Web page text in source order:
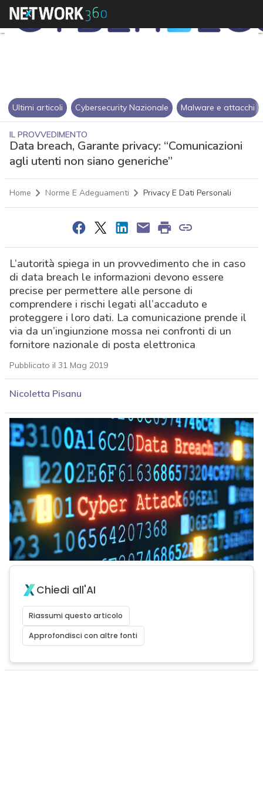
Ultimi articoli Cybersecurity Nazionale Malware e attacchi
IL PROVVEDIMENTO
Data breach, Garante privacy: “Comunicazioni
agli utenti non siano generiche”
Home Norme E Adeguamenti Privacy E Dati Personali
L’autorità spiega in un provvedimento che in caso
di data breach le informazioni devono essere
precise per permettere alle persone di
comprendere i rischi legati all’accaduto e
proteggere i loro dati. La comunicazione prende il
via da un’ingiunzione mossa nei confronti di un
fornitore nazionale di posta elettronica
Pubblicato il 31 Mag 2019
Nicoletta Pisanu
Chiedi all'AI
Riassumi questo articolo
Approfondisci con altre fonti